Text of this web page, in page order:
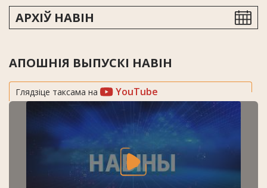
АРХІЎ НАВІН
АПОШНІЯ ВЫПУСКІ НАВІН
Глядзіце таксама на YouTube